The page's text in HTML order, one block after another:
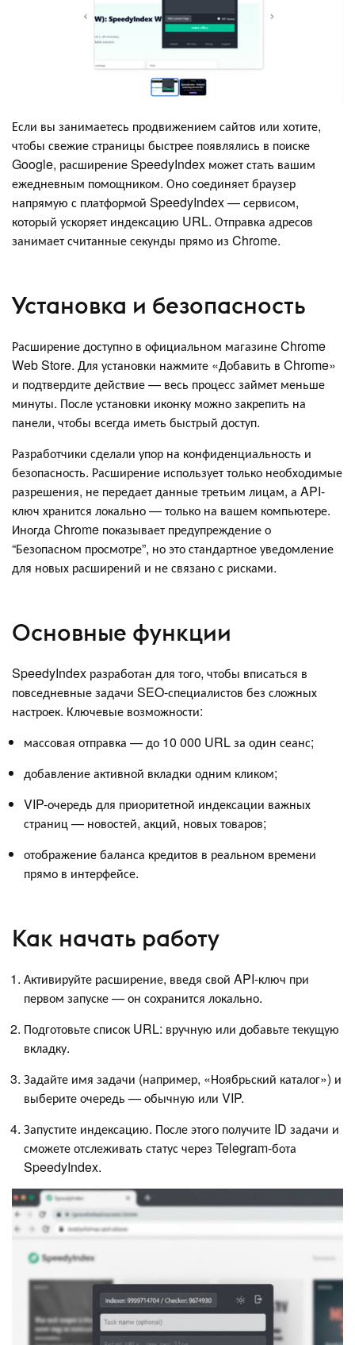
Если вы занимаетесь продвижением сайтов или хотите,
чтобы свежие страницы быстрее появлялись в поиске
Google, расширение SpeedyIndex может стать вашим
ежедневным помощником. Оно соединяет браузер
напрямую с платформой SpeedyIndex — сервисом,
который ускоряет индексацию URL. Отправка адресов
занимает считанные секунды прямо из Chrome.
Установка и безопасность
Расширение доступно в официальном магазине Chrome
Web Store. Для установки нажмите «Добавить в Chrome»
и подтвердите действие — весь процесс займет меньше
минуты. После установки иконку можно закрепить на
панели, чтобы всегда иметь быстрый доступ.
Разработчики сделали упор на конфиденциальность и
безопасность. Расширение использует только необходимые
разрешения, не передает данные третьим лицам, а API-
ключ хранится локально — только на вашем компьютере.
Иногда Chrome показывает предупреждение о
“Безопасном просмотре”, но это стандартное уведомление
для новых расширений и не связано с рисками.
Основные функции
SpeedyIndex разработан для того, чтобы вписаться в
повседневные задачи SEO-специалистов без сложных
настроек. Ключевые возможности:
массовая отправка — до 10 000 URL за один сеанс;
добавление активной вкладки одним кликом;
VIP-очередь для приоритетной индексации важных
страниц — новостей, акций, новых товаров;
отображение баланса кредитов в реальном времени
прямо в интерфейсе.
Как начать работу
Активируйте расширение, введя свой API-ключ при
первом запуске — он сохранится локально.
Подготовьте список URL: вручную или добавьте текущую
вкладку.
Задайте имя задачи (например, «Ноябрьский каталог») и
выберите очередь — обычную или VIP.
Запустите индексацию. После этого получите ID задачи и
сможете отслеживать статус через Telegram-бота
SpeedyIndex.